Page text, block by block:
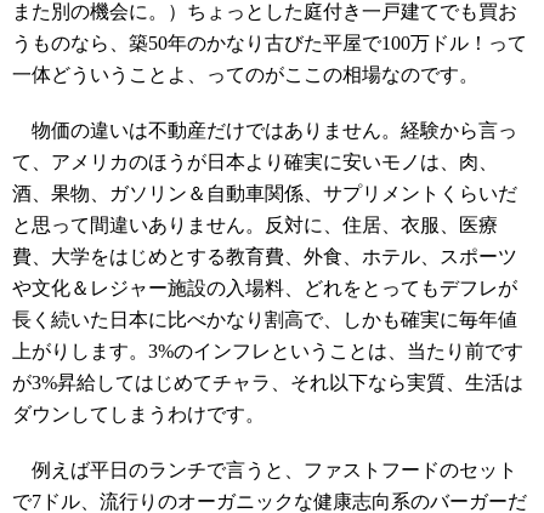
また別の機会に。）ちょっとした庭付き一戸建てでも買お
うものなら、築50年のかなり古びた平屋で100万ドル！って
一体どういうことよ、ってのがここの相場なのです。
物価の違いは不動産だけではありません。経験から言っ
て、アメリカのほうが日本より確実に安いモノは、肉、
酒、果物、ガソリン＆自動車関係、サプリメントくらいだ
と思って間違いありません。反対に、住居、衣服、医療
費、大学をはじめとする教育費、外食、ホテル、スポーツ
や文化＆レジャー施設の入場料、どれをとってもデフレが
長く続いた日本に比べかなり割高で、しかも確実に毎年値
上がりします。3%のインフレということは、当たり前です
が3%昇給してはじめてチャラ、それ以下なら実質、生活は
ダウンしてしまうわけです。
例えば平日のランチで言うと、ファストフードのセット
で7ドル、流行りのオーガニックな健康志向系のバーガーだ